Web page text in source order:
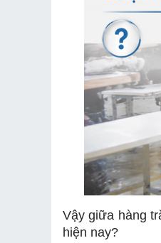
Vậy giữa hàng
hiện nay?